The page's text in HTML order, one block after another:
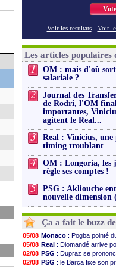
Voir les resultats - Voir
Les articles populaires
1
OM : mais d'où sort
salariale ?
2
Journal des
de Rodri, l'OM
importantes,
agitent le Real...
3
Real : Vinicius,
timing troublant
4
OM : Longoria, les
règle ses comptes !
5
PSG : Akliouche
nouvelle dimension
Ça a fait le buzz
05/08 Monaco : Pogba pointé
05/08 Real : Diomandé arrive
02/08 PSG : Dupraz se
02/08 PSG : le Barça fixe son